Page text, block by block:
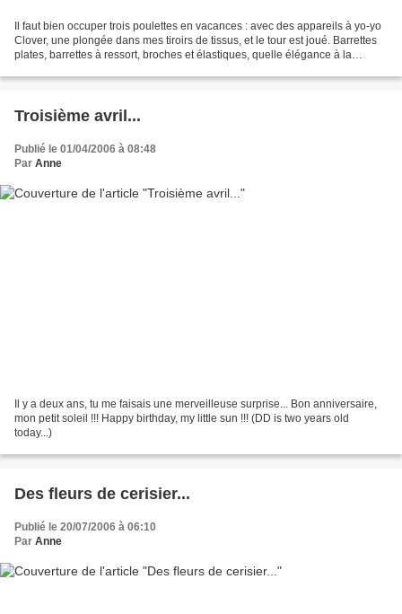
Il faut bien occuper trois poulettes en vacances : avec des appareils à yo-yo
Clover, une plongée dans mes tiroirs de tissus, et le tour est joué. Barrettes
plates, barrettes à ressort, broches et élastiques, quelle élégance à la
Troisième avril...
Publié le 01/04/2006 à 08:48
Par Anne
Il y a deux ans, tu me faisais une merveilleuse surprise... Bon anniversaire,
mon petit soleil !!! Happy birthday, my little sun !!! (DD is two years old
today...)
Des fleurs de cerisier...
Publié le 20/07/2006 à 06:10
Par Anne